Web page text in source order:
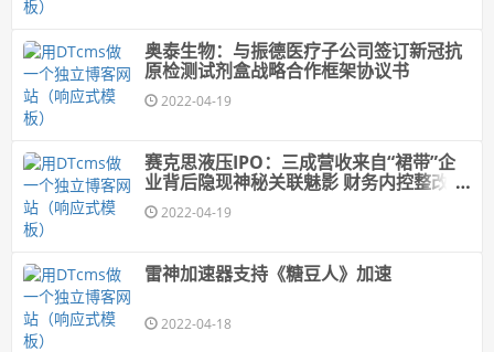
奥泰生物：与振德医疗子公司签订新冠抗
原检测试剂盒战略合作框架协议书
2022-04-19
赛克思液压IPO：三成营收来自“裙带”企
业背后隐现神秘关联魅影 财务内控整改仍
难掩薄弱
2022-04-19
雷神加速器支持《糖豆人》加速
2022-04-18